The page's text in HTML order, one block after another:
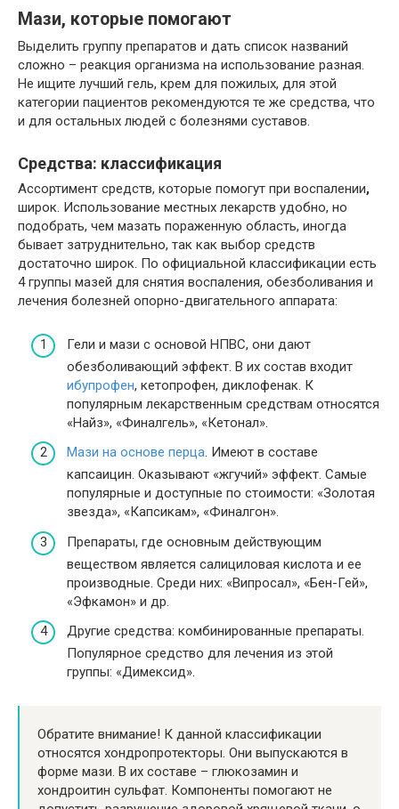
Мази, которые помогают
Выделить группу препаратов и дать список названий
сложно – реакция организма на использование разная.
Не ищите лучший гель, крем для пожилых, для этой
категории пациентов рекомендуются те же средства, что
и для остальных людей с болезнями суставов.
Средства: классификация
Ассортимент средств, которые помогут при воспалении,
широк. Использование местных лекарств удобно, но
подобрать, чем мазать пораженную область, иногда
бывает затруднительно, так как выбор средств
достаточно широк. По официальной классификации есть
4 группы мазей для снятия воспаления, обезболивания и
лечения болезней опорно-двигательного аппарата:
Гели и мази с основой НПВС, они дают
обезболивающий эффект. В их состав входит
ибупрофен, кетопрофен, диклофенак. К
популярным лекарственным средствам относятся
«Найз», «Финалгель», «Кетонал».
Мази на основе перца. Имеют в составе
капсаицин. Оказывают «жгучий» эффект. Самые
популярные и доступные по стоимости: «Золотая
звезда», «Капсикам», «Финалгон».
Препараты, где основным действующим
веществом является салициловая кислота и ее
производные. Среди них: «Випросал», «Бен-Гей»,
«Эфкамон» и др.
Другие средства: комбинированные препараты.
Популярное средство для лечения из этой
группы: «Димексид».
Обратите внимание! К данной классификации
относятся хондропротекторы. Они выпускаются в
форме мази. В их составе – глюкозамин и
хондроитин сульфат. Компоненты помогают не